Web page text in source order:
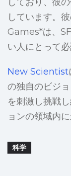
しています。
Games*は、
い人にとって必
New Scientist
の独自のビジ
を刺激し挑戦
ョンの領域内
科学